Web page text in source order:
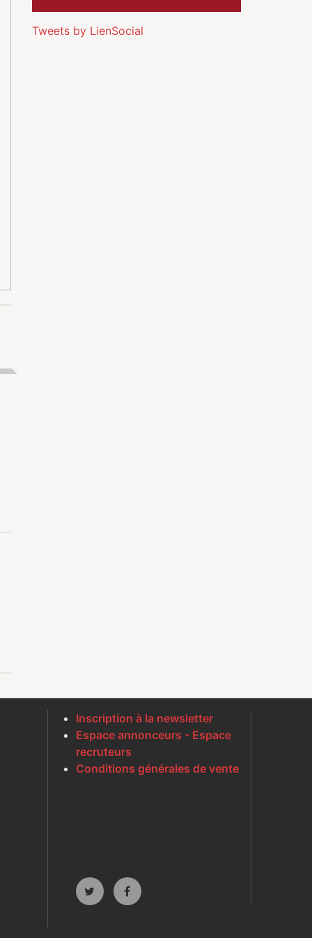
Tweets by LienSocial
Inscription à la newsletter
Espace annonceurs - Espace
recruteurs
Conditions générales de vente